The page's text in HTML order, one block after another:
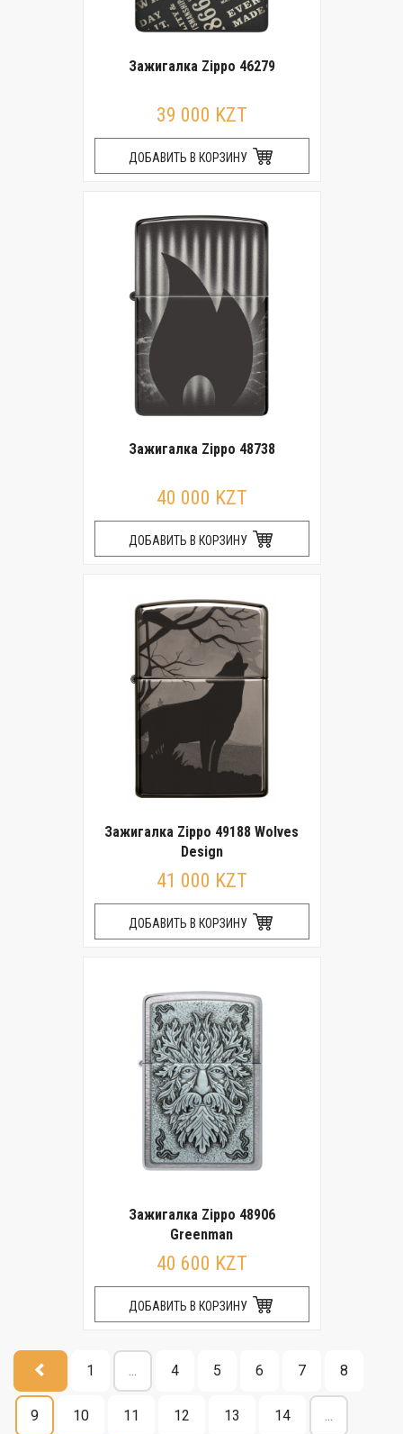
Зажигалка Zippo 46279
39 000 KZT
ДОБАВИТЬ В КОРЗИНУ
Зажигалка Zippo 48738
40 000 KZT
ДОБАВИТЬ В КОРЗИНУ
Зажигалка Zippo 49188 Wolves
Design
41 000 KZT
ДОБАВИТЬ В КОРЗИНУ
Зажигалка Zippo 48906
Greenman
40 600 KZT
ДОБАВИТЬ В КОРЗИНУ
1 ... 4 5 6 7 8
9 10 11 12 13 14 ...